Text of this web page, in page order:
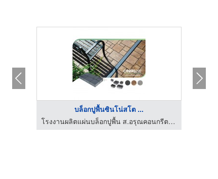
บล็อกปูพื้นซินโน่สโต ...
โรงงานผลิตแผ่นบล็อกปูพื้น ส.อรุณคอนกรีต ปทุมธานี